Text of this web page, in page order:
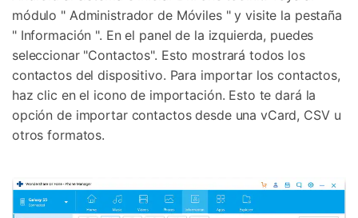
módulo " Administrador de Móviles " y visite la pestaña
" Información ". En el panel de la izquierda, puedes
seleccionar "Contactos". Esto mostrará todos los
contactos del dispositivo. Para importar los contactos,
haz clic en el icono de importación. Esto te dará la
opción de importar contactos desde una vCard, CSV u
otros formatos.